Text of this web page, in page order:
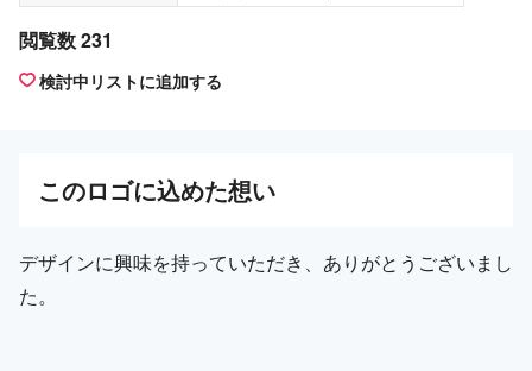
閲覧数 231
検討中リストに追加する
このロゴに込めた想い
デザインに興味を持っていただき、ありがとうございまし
た。